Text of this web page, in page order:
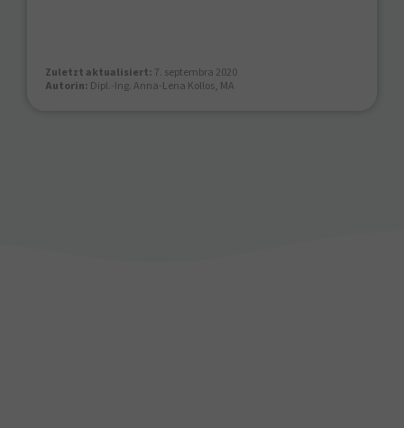
Zuletzt aktualisiert: 7. septembra 2020
Autorin: Dipl.-Ing. Anna-Lena Kollos, MA